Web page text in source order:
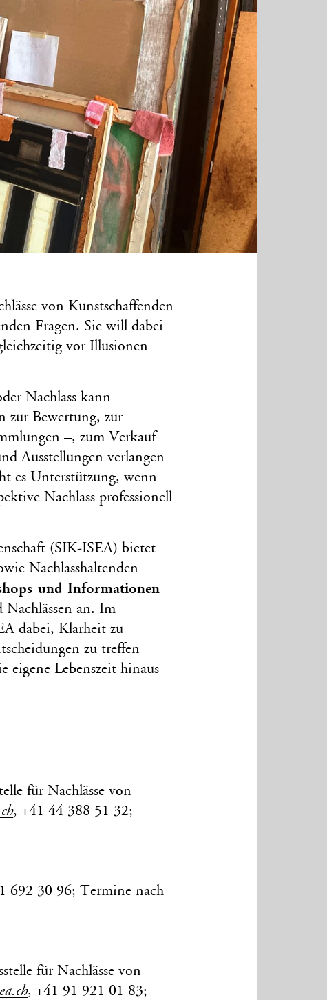
von Kunstschaffenden
Fragen. Sie will dabei
vor Illusionen
Nachlass kann
zur Bewertung, zur
–, zum Verkauf
Ausstellungen verlangen
es Unterstützung, wenn
Nachlass professionell
(SIK-ISEA) bietet
Nachlasshaltenden
und Informationen
an. Im
dabei, Klarheit zu
zu treffen –
eigene Lebenszeit hinaus
für Nachlässe von
, +41 44 388 51 32;
692 30 96; Termine nach
für Nachlässe von
, +41 91 921 01 83;